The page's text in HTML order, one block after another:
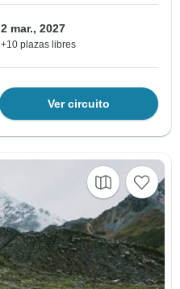
2 mar., 2027
+10 plazas libres
Ver circuito